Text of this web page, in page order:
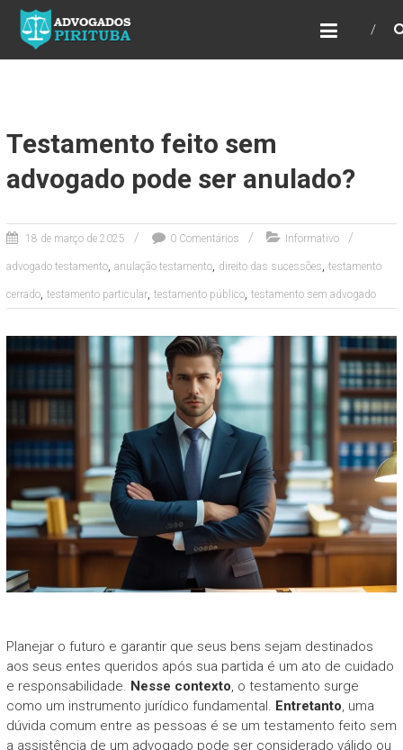
ADVOGADOS PIRITUBA
Precisando de advogado? Entre em contato!
Fazemos toda a assessoria que você
Testamento feito sem
advogado pode ser anulado?
18 de março de 2025 0 Comentários Informativo
advogado testamento, anulação testamento, direito das sucessões, testamento
cerrado, testamento particular, testamento público, testamento sem advogado
Planejar o futuro e garantir que seus bens sejam destinados
aos seus entes queridos após sua partida é um ato de cuidado
e responsabilidade. Nesse contexto, o testamento surge
como um instrumento jurídico fundamental. Entretanto, uma
dúvida comum entre as pessoas é se um testamento feito sem
a assistência de um advogado pode ser considerado válido ou